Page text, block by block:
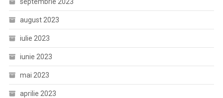
august 2023
iulie 2023
iunie 2023
mai 2023
aprilie 2023